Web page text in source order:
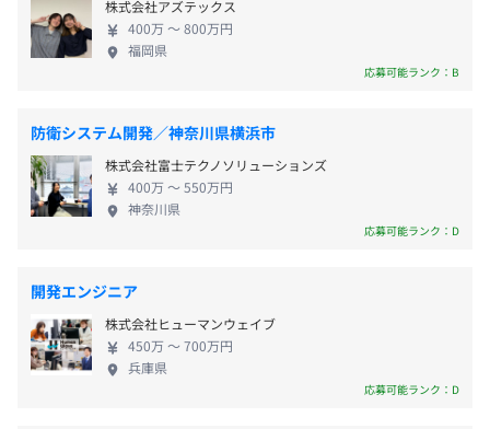
半期ごとの目標設定、振り返りによる評価をおこなってい
ます。
・通勤交通費（全額支給）
・家族手当
・資格手当
・昼食手当
賞与：年2回（6月、12月）
り、矢崎総業の工場内製品への適用や新規事業創出
を目的に研究開発業務を担っています。現在はAIアル
ゴリズム開発やクラウド連携によるAI技術の活用が
モビリティ領域の新規事業開発のプロジェクトや、
スマートファクトリー化のプロジェクトなど、複数
のプロジェクトが走っています。 ビジネスサイドと
連携しながらPoC開発をおこない、速く失敗しようと
いう「Fail Fast（フェイルファスト）」の考え方で、
いる点が特徴です。 既存の仕組みにとらわれずに新
しい技術に挑戦したい方、上流工程へステップアッ
プしたい方などに満足いただける環境だと思います。
常駐からキャリアアップも可能なので、自社開発／
受託開発にチャレンジしてみたい方は、ぜひご応募
株式会社アズテックス
400万 〜 800万円
福岡県
応募可能ランク：B
防衛システム開発／神奈川県横浜市
株式会社富士テクノソリューションズ
400万 〜 550万円
神奈川県
応募可能ランク：D
開発エンジニア
株式会社ヒューマンウェイブ
450万 〜 700万円
兵庫県
応募可能ランク：D